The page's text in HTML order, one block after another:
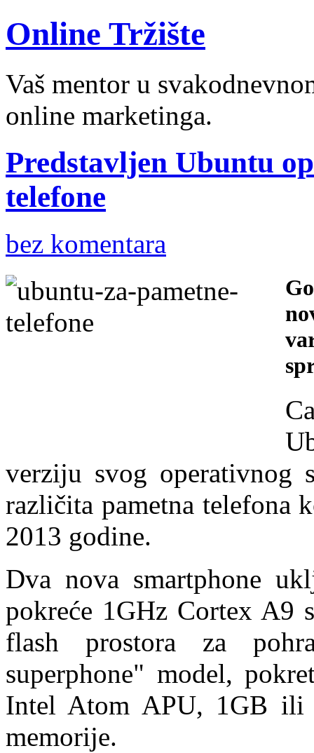
Online Tržište
Vaš mentor u
online marketinga.
Predstavljen Ubuntu
telefone
bez komentara
verziju svog operativnog
različita pametna telefona
2013 godine.
Dva nova smartphone
pokreće 1GHz Cortex A9
flash prostora za
superphone" model,
Intel Atom APU, 1GB ili
memorije.